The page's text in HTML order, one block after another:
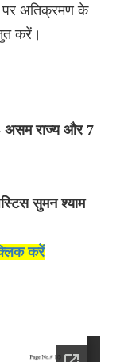
पर अतिक्रमण के
करें।
राज्य और 7
सुमन श्याम
करें